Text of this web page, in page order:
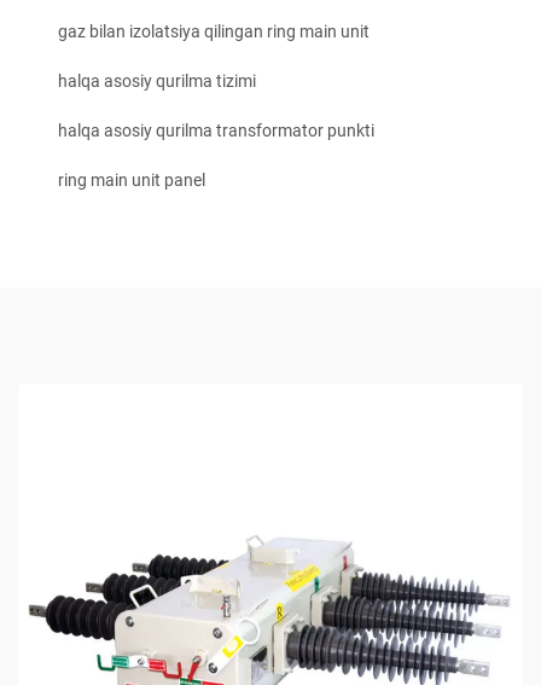
gaz bilan izolatsiya qilingan ring main unit
halqa asosiy qurilma tizimi
halqa asosiy qurilma transformator punkti
ring main unit panel